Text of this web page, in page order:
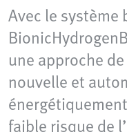
Avec le
une approche
nouvelle et
faible risque de